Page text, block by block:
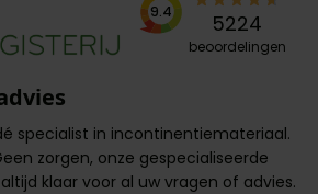
9.4 5224
beoordelingen
specialist in incontinentiemateriaal.
zorgen, onze gespecialiseerde
klaar voor al uw vragen of advies.